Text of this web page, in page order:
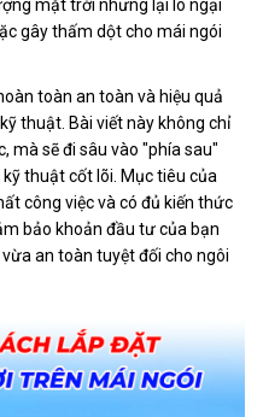
mặt trời nhưng lại lo ngại
gây thấm dột cho mái ngói
toàn an toàn và hiệu quả
thuật. Bài viết này không chỉ
mà sẽ đi sâu vào "phía sau"
thuật cốt lõi. Mục tiêu của
công việc và có đủ kiến thức
bảo khoản đầu tư của bạn
an toàn tuyệt đối cho ngôi